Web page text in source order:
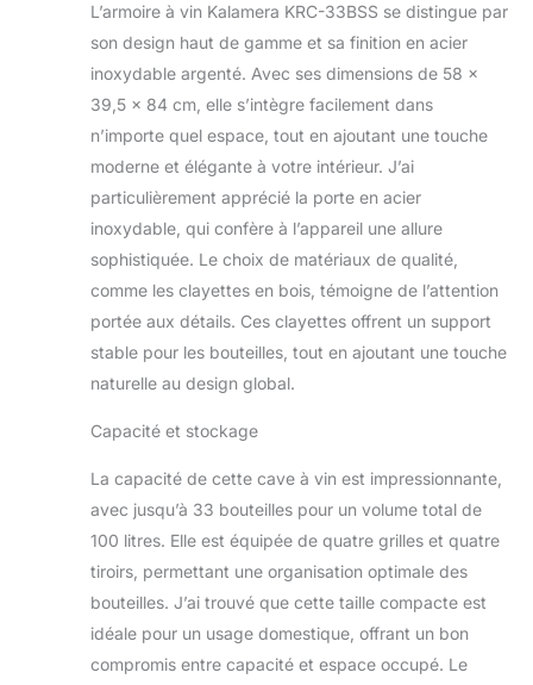
L’armoire à vin Kalamera KRC-33BSS se distingue par
son design haut de gamme et sa finition en acier
inoxydable argenté. Avec ses dimensions de 58 x
39,5 x 84 cm, elle s’intègre facilement dans
n’importe quel espace, tout en ajoutant une touche
moderne et élégante à votre intérieur. J’ai
particulièrement apprécié la porte en acier
inoxydable, qui confère à l’appareil une allure
sophistiquée. Le choix de matériaux de qualité,
comme les clayettes en bois, témoigne de l’attention
portée aux détails. Ces clayettes offrent un support
stable pour les bouteilles, tout en ajoutant une touche
naturelle au design global.
Capacité et stockage
La capacité de cette cave à vin est impressionnante,
avec jusqu’à 33 bouteilles pour un volume total de
100 litres. Elle est équipée de quatre grilles et quatre
tiroirs, permettant une organisation optimale des
bouteilles. J’ai trouvé que cette taille compacte est
idéale pour un usage domestique, offrant un bon
compromis entre capacité et espace occupé. Le